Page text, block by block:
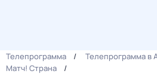
Телепрограмма
Телепрограмма в
Матч! Страна